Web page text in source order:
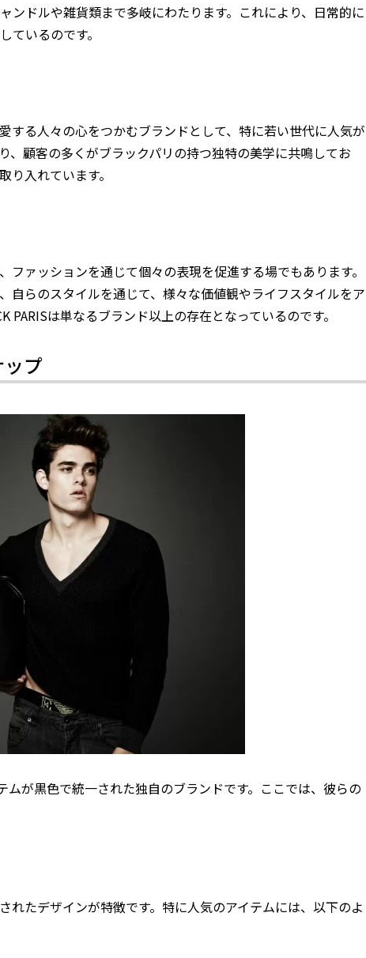
ンドルや雑貨類まで多岐にわたります。これにより、日常的に
ているのです。
する人々の心をつかむブランドとして、特に若い世代に人気が
、顧客の多くがブラックパリの持つ独特の美学に共鳴してお
り入れています。
ァッションを通じて個々の表現を促進する場でもあります。
自らのスタイルを通じて、様々な価値観やライフスタイルをア
PARISは単なるブランド以上の存在となっているのです。
ップ
ムが黒色で統一された独自のブランドです。ここでは、彼らの
れたデザインが特徴です。特に人気のアイテムには、以下のよ